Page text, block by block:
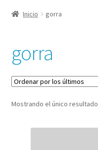
Gorras
Carrito
Inicio gorra
gorra
Mostrando el único resultado